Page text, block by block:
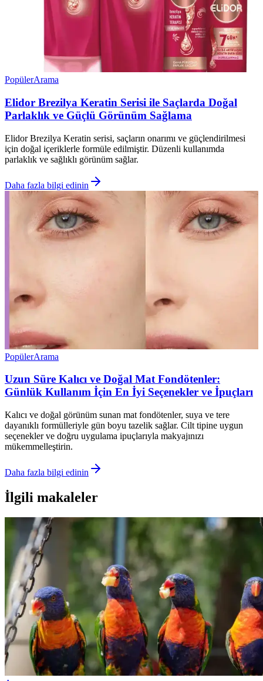
PopülerArama
Elidor Brezilya Keratin Serisi ile Saçlarda Doğal
Parlaklık ve Güçlü Görünüm Sağlama
Elidor Brezilya Keratin serisi, saçların onarımı ve güçlendirilmesi
için doğal içeriklerle formüle edilmiştir. Düzenli kullanımda
parlaklık ve sağlıklı görünüm sağlar.
Daha fazla bilgi edinin
PopülerArama
Uzun Süre Kalıcı ve Doğal Mat Fondötenler:
Günlük Kullanım İçin En İyi Seçenekler ve İpuçları
Kalıcı ve doğal görünüm sunan mat fondötenler, suya ve tere
dayanıklı formülleriyle gün boyu tazelik sağlar. Cilt tipine uygun
seçenekler ve doğru uygulama ipuçlarıyla makyajınızı
mükemmelleştirin.
Daha fazla bilgi edinin
İlgili makaleler